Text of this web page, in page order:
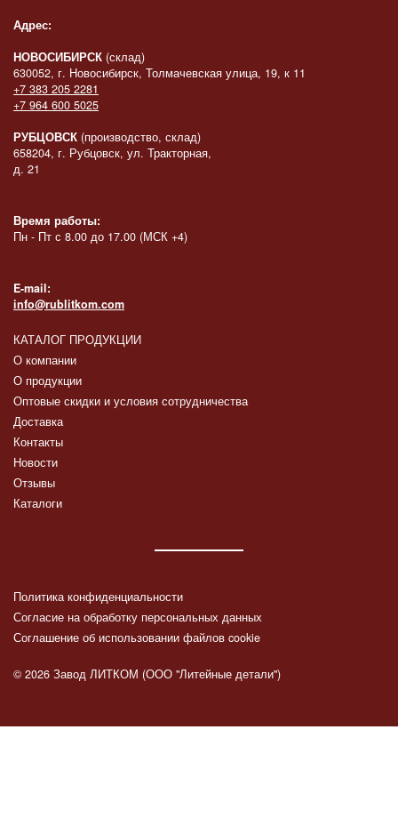
Адрес:
НОВОСИБИРСК (склад)
630052, г. Новосибирск, Толмачевская улица, 19, к 11
+7 383 205 2281
+7 964 600 5025
РУБЦОВСК (производство, склад)
658204, г. Рубцовск, ул. Тракторная,
д. 21
Время работы:
Пн - Пт с 8.00 до 17.00 (МСК +4)
E-mail:
info@rublitkom.com
КАТАЛОГ ПРОДУКЦИИ
О компании
О продукции
Оптовые скидки и условия сотрудничества
Доставка
Контакты
Новости
Отзывы
Каталоги
Политика конфиденциальности
Согласие на обработку персональных данных
Соглашение об использовании файлов cookie
© 2026 Завод ЛИТКОМ (ООО "Литейные детали")